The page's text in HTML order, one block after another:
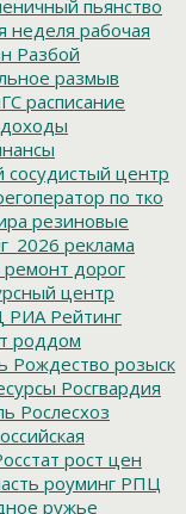
пьянство
неделя рабочая
Разбой
размыв
расписание
сосудистый центр
по тко
резиновые
реклама
ремонт дорог
центр
РИА Рейтинг
роддом
Рождество розыск
Росгвардия
Рослесхоз
рост цен
роуминг РПЦ
ружье